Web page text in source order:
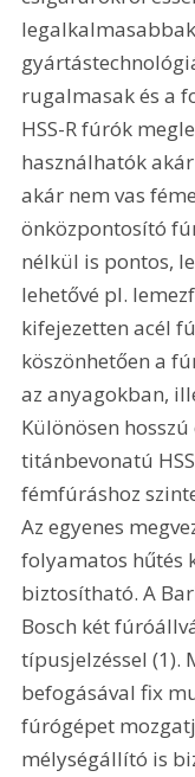
rugalmasak és a
HSS-R fúrók
használhatók
akár nem vas
önközpontosító
nélkül is pontos,
lehetővé pl.
kifejezetten acél
köszönhetően a
az anyagokban,
Különösen
titánbevonatú
fémfúráshoz
Az egyenes
folyamatos hűtés
biztosítható. A
Bosch két
típusjelzéssel (1).
befogásával fix
fúrógépet
mélységállító is